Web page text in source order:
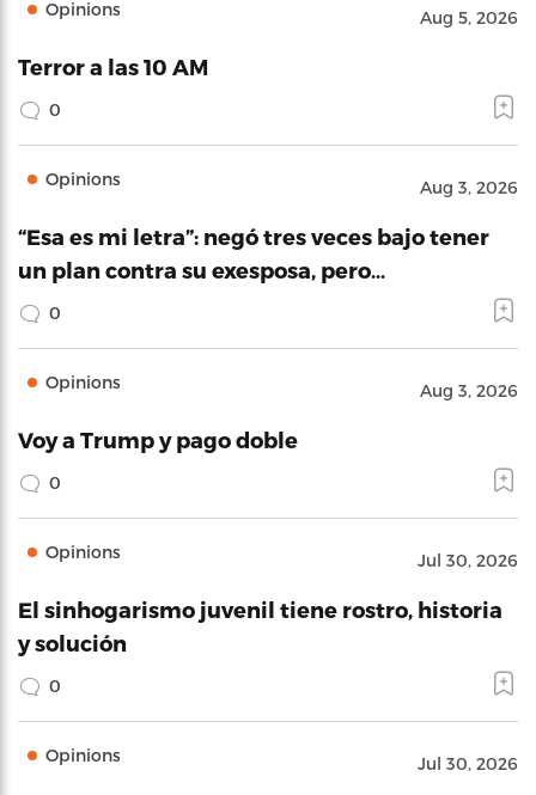
Opinions Aug 5, 2026
Terror a las 10 AM
0
Opinions Aug 3, 2026
“Esa es mi letra”: negó tres veces bajo tener
un plan contra su exesposa, pero…
0
Opinions Aug 3, 2026
Voy a Trump y pago doble
0
Opinions Jul 30, 2026
El sinhogarismo juvenil tiene rostro, historia
y solución
0
Opinions Jul 30, 2026